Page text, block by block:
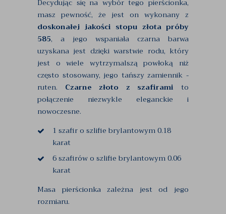
Decydując się na wybór tego pierścionka,
masz pewność, że jest on wykonany z
doskonałej jakości stopu złota próby
585, a jego wspaniała czarna barwa
uzyskana jest dzięki warstwie rodu, który
jest o wiele wytrzymalszą powłoką niż
często stosowany, jego tańszy zamiennik -
ruten. Czarne złoto z szafiramito
połączenie niezwykle eleganckie i
nowoczesne.
1 szafir o szlifie brylantowym 0.18
karat
6 szafirów o szlifie brylantowym 0.06
karat
Masa pierścionka zależna jest od jego
rozmiaru.